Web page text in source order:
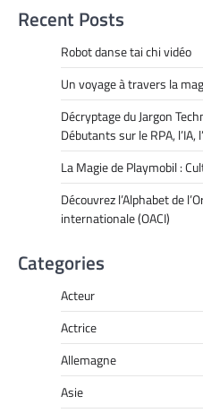
Recent Posts
Robot danse tai chi vidéo
Un voyage à travers la
Décryptage du Jargon
Débutants sur le RPA, l’IA,
La Magie de Playmobil :
Découvrez l’Alphabet de
internationale (OACI)
Categories
Acteur
Actrice
Allemagne
Asie